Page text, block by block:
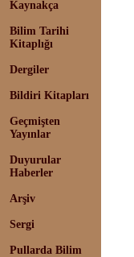
Kaynakça
Bilim Tarihi
Kitaplığı
Dergiler
Bildiri Kitapları
Geçmişten
Yayınlar
Duyurular
Haberler
Arşiv
Sergi
Pullarda Bilim